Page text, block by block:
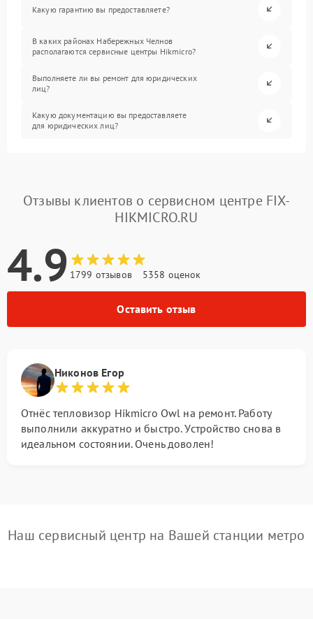
Какую гарантию вы предоставляете?
В каких районах Набережных Челнов
располагаются сервисные центры Hikmicro?
Выполняете ли вы ремонт для юридических
лиц?
Какую документацию вы предоставляете
для юридических лиц?
Отзывы клиентов о сервисном центре FIX-
HIKMICRO.RU
4.9 1799 отзывов 5358 оценок
Оставить отзыв
Никонов Егор
Отнёс тепловизор Hikmicro Owl на ремонт. Работу
выполнили аккуратно и быстро. Устройство снова в
идеальном состоянии. Очень доволен!
Наш сервисный центр на Вашей станции метро